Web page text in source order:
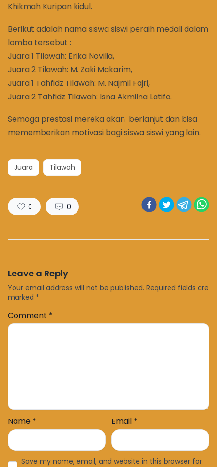
Khikmah Kuripan kidul.
Berikut adalah nama siswa siswi peraih medali dalam
lomba tersebut :
Juara 1 Tilawah: Erika Novilia,
Juara 2 Tilawah: M. Zaki Makarim,
Juara 1 Tahfidz Tilawah: M. Najmil Fajri,
Juara 2 Tahfidz Tilawah: Isna Akmilna Latifa.
Semoga prestasi mereka akan berlanjut dan bisa
mememberikan motivasi bagi siswa siswi yang lain.
Juara Tilawah
0 0
Leave a Reply
Your email address will not be published. Required fields are
marked *
Comment *
Name * Email *
Save my name, email, and website in this browser for